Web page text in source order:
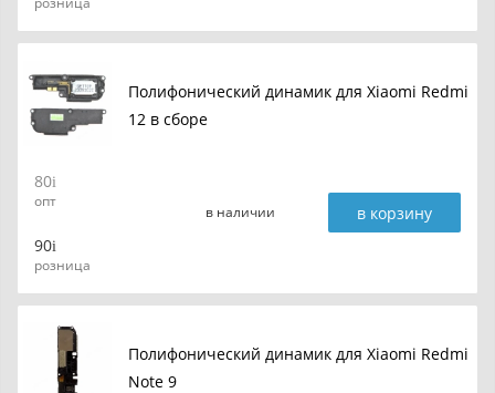
Полифонический динамик для Xiaomi Redmi
12 в сборе
80
опт
90
розница
в наличии в корзину
Полифонический динамик для Xiaomi Redmi
Note 9